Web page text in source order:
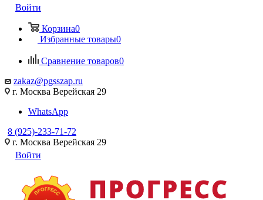
Войти
Корзина0
Избранные товары0
Сравнение товаров0
zakaz@pgsszap.ru
г. Москва Верейская 29
WhatsApp
8 (925)-233-71-72
г. Москва Верейская 29
Войти